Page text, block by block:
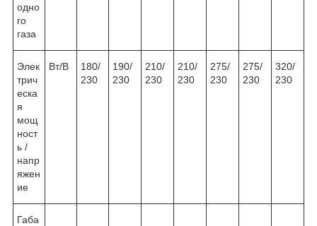
одно
го
газа
Элек
трич
еска
я
мощ
ност
ь /
напр
яжен
ие
Вт/В
180/
230
190/
230
210/
230
210/
230
275/
230
275/
230
320/
230
Габа